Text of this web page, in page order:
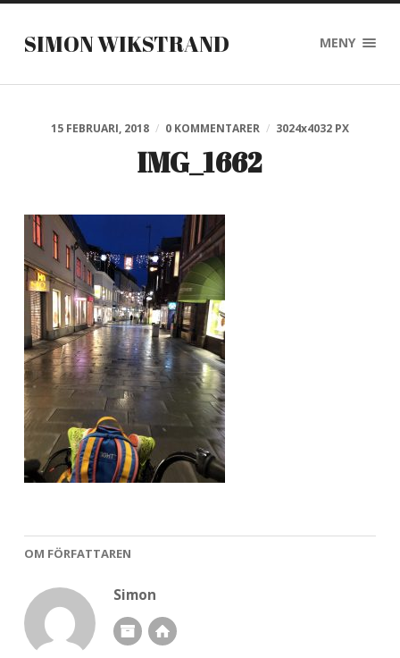
SIMON WIKSTRAND MENY
15 FEBRUARI, 2018 / 0 KOMMENTARER / 3024x4032 PX
IMG_1662
OM FÖRFATTAREN
Simon